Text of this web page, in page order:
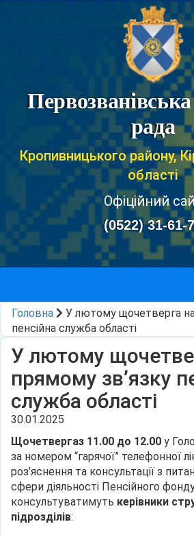
рада
Кропивницького району,
області
Офіційний
(0522) 31-61-
Головна
У лютому щочетверга
пенсійна служба області
У лютому
прямому зв’язку
служба області
30.01.2025
Щочетвергаз 11.00 до 12.00 у
за номером “гарячої” телефонної
роз’яснення та консультації з
сфери діяльності Пенсійного
консультуватимуть керівники
підрозділів: